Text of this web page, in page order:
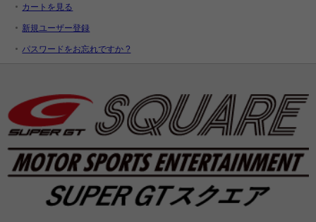
カートを見る
新規ユーザー登録
パスワードをお忘れですか ?